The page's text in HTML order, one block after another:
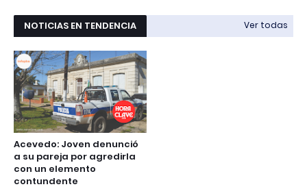
NOTICIAS EN TENDENCIA Ver todas
Acevedo: Joven denunció
a su pareja por agredirla
con un elemento
contundente